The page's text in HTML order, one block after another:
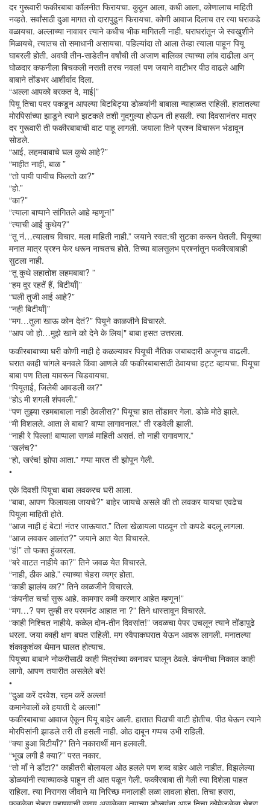
दर गुरूवारी फकीरबाबा कॉलनीत फिरायचा. कुठून आला, कधी आला, कोणालाच माहिती
नव्हते. सर्वांसाठी दुआ मागत तो दारापुढून फिरायचा. कोणी आवाज दिलाच तर त्या घराकडे
वळायचा. अल्लाच्या नावावर त्याने कधीच भीक मागितली नाही. घराघरांतून जे स्वखुशीने
मिळायचे, त्यातच तो समाधानी असायचा. पहिल्यांदा तो आला तेव्हा त्याला पाहून पियू
घाबरली होती. अवघी तीन-साडेतीन वर्षांची ती अजाण बालिका त्याच्या लांब दाढीला अन्
घोळदार कफनीला बिचकली नसती तरच नवल! पण जयाने वाटीभर पीठ वाढले आणि
बाबाने तोंडभर आशीर्वाद दिला.
“अल्ला आपको बरकत दे, माई|”
पियू तिचा पदर पकडून आपल्या बिटबिट्या डोळयांनी बाबाला न्याहाळत राहिली. हातातल्या
मोरपिसांच्या झाडूने त्याने झटकले तशी गुदगुल्या होऊन ती हसली. त्या दिवसानंतर मात्र
दर गुरूवारी ती फकीरबाबाची वाट पाहू लागली. जयाला तिने प्रश्न विचारून भंडावून
सोडले.
“आई, लहमबाबाचे घल कुथे आहे?”
“माहीत नाही, बाळ ”
“तो पायी पायीच फिलतो का?”
“हो.”
“का?”
“त्याला बाप्पाने सांगितले आहे म्हणून!”
“त्याची आई कुथेय?”
“तू नं…त्यालाच विचार. मला माहिती नाही.” जयाने स्वत:ची सुटका करून घेतली. पियूच्या
मनात मात्र प्रश्न फेर धरून नाचतच होते. तिच्या बालसुलभ प्रश्नांतून फकीरबाबाही
सुटला नाही.
“तू कुथे लहातोश लहमबाबा? ”
“हम दूर रहतें हैं, बिटीयाँ|”
“घली तुजी आई आहे?”
“नही बिटीयाँ|”
“मग…तुला खाऊ कोन देतं?” पियूने काळजीने विचारले.
“आप जो हो…मुझे खाने को देने के लिय|" बाबा हसत उत्तरला.
फकीरबाबाच्या घरी कोणी नाही हे कळल्यावर पियूची नैतिक जबाबदारी अजूनच वाढली.
घरात काही चांगले बनवले किंवा आणले की फकीरबाबासाठी ठेवायचा हट्ट व्हायचा. पियूचा
बाबा पण तिला यावरून चिडवायचा.
“पियूताई, जिलेबी आवडली का?”
“होऽ मी शगली शंपवली.”
“पण तुझ्या रहमबाबाला नाही ठेवलीस?” पियूचा हात तोंडावर गेला. डोळे मोठे झाले.
“मी विशलले. आता ले बाबा? बाप्पा लागावनाल.” ती रडवेली झाली.
“नाही रे पिल्ला! बाप्पाला सगळं माहिती असतं. तो नाही रागावणार.”
“खलंच?”
“हो, खरंच! झोपा आता.” गप्पा मारत ती झोपून गेली.
•
एके दिवशी पियूचा बाबा लवकरच घरी आला.
“बाबा, आपण फिलायला जायचे?” बाहेर जायचे असले की तो लवकर यायचा एवढेच
पियूला माहिती होते.
“आज नाही हं बेटा! नंतर जाऊयात.” तिला खेळायला पाठवून तो कपडे बदलू लागला.
“आज लवकर आलांत?” जयाने आत येत विचारले.
“हं!” तो फक्त हुंकारला.
“बरे वाटत नाहीये का?” तिने जवळ येत विचारले.
“नाही, ठीक आहे.” त्याच्या चेहरा व्यग्र होता.
“काही झालंय का?” तिने काळजीने विचारले.
“कंपनीत चर्चा सुरू आहे. कामगार कमी करणार आहेत म्हणून!”
“मग…? पण तुम्ही तर परमनंट आहात ना ?” तिने धास्तावून विचारले.
“काही निश्चित नाहीये. कळेल दोन-तीन दिवसांत!” जवळचा पेपर उचलून त्याने तोंडापुढे
धरला. जया काही क्षण बघत राहिली. मग स्वैपाकघरात येऊन आवरू लागली. मनातल्या
शंकाकुशंका थैमान घालत होत्याच.
पियूच्या बाबाने नोकरीसाठी काही मित्रांच्या कानावर घालून ठेवले. कंपनीचा निकाल काही
लागो, आपण तयारीत असलेले बरे!
•
“दुआ करें दरवेश, रहम करें अल्ला!
कमानेवालों को हयाती दे अल्ला!”
फकीरबाबाचा आवाज ऐकून पियू बाहेर आली. हातात पिठाची वाटी होतीच. पीठ घेऊन त्याने
मोरपिसांनी झाडले तरी ती हसली नाही. ओठ दाबून गप्पच उभी राहिली.
“क्या हुआ बिटीयाँ?” तिने नकारार्थी मान हलवली.
“भूख लगी है क्या?” परत नकार.
“तो माँ ने डाँटा?” काहीतरी बोलायला ओठ हलले पण शब्द बाहेर आले नाहीत. विझलेल्या
डोळयांनी त्याच्याकडे पाहून ती आत पळून गेली. फकीरबाबा ती गेली त्या दिशेला पाहत
राहिला. त्या निरागस जीवाने या निरिच्छ मनालाही लळा लावला होता. तिचा हसरा,